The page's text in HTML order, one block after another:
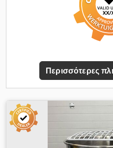
Περισσότερες